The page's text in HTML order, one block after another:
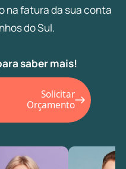
na fatura da sua conta
do Sul.
saber mais!
Solicitar
Orçamento